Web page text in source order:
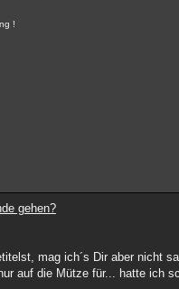
!
gehen?
mag ich´s Dir aber nicht
auf die Mütze für... hatte ich